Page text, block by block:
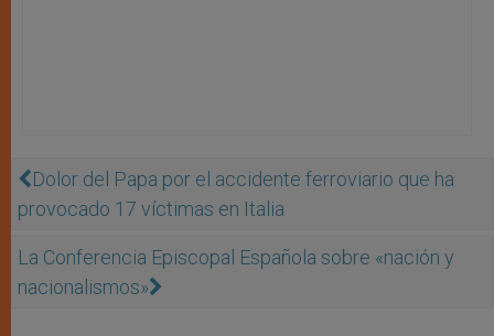
Dolor del Papa por el accidente ferroviario que ha
provocado 17 víctimas en Italia
La Conferencia Episcopal Española sobre «nación y
nacionalismos»